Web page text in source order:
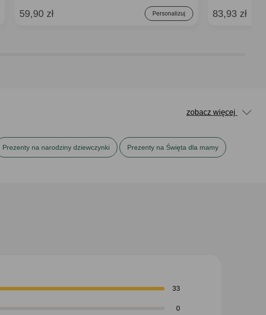
59,90 zł Personalizuj 83,93 zł
zobacz więcej
Prezenty na narodziny dziewczynki Prezenty na Święta dla mamy
33
0